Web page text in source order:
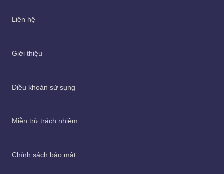
Liên hệ
Giới thiệu
Điều khoản sử sụng
Miễn trừ trách nhiệm
Chính sách bảo mật